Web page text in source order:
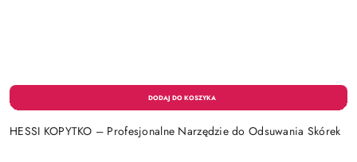
HESSI KOPYTKO – Profesjonalne Narzędzie do Odsuwania Skórek